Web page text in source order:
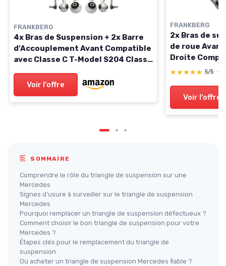
FRANKBERG
4x Bras de Suspension + 2x Barre
d'Accouplement Avant Compatible
avec Classe C T-Model S204 Classe
C204 Classe C W204 Remplacer#
2043304311
Voir l'offre
FRANKBERG
2x Bras de
de roue
Droite
2004-2010 E-
2113308907
★★★★★
★★★★★ 5/5 —
Voir l'offre
SOMMAIRE
Comprendre le rôle du triangle de suspension sur une
Mercedes
Signes d’usure à surveiller sur le triangle de suspension
Mercedes
Pourquoi remplacer un triangle de suspension défectueux ?
Comment choisir le bon triangle de suspension pour votre
Mercedes ?
Étapes clés pour le remplacement du triangle de
suspension
Où acheter un triangle de suspension Mercedes fiable ?